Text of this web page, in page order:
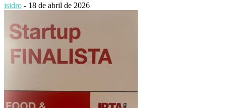
isidro - 18 de abril de 2026